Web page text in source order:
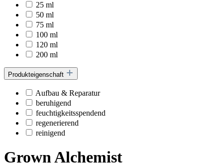
25 ml
50 ml
75 ml
100 ml
120 ml
200 ml
Produkteigenschaft
Aufbau & Reparatur
beruhigend
feuchtigkeitsspendend
regenerierend
reinigend
Grown Alchemist